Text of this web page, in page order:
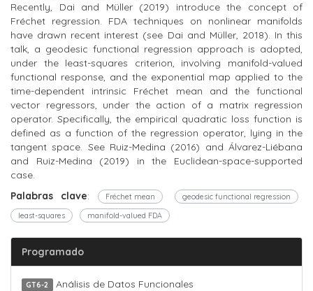
Recently, Dai and Müller (2019) introduce the concept of
Fréchet regression. FDA techniques on nonlinear manifolds
have drawn recent interest (see Dai and Müller, 2018). In this
talk, a geodesic functional regression approach is adopted,
under the least-squares criterion, involving manifold-valued
functional response, and the exponential map applied to the
time-dependent intrinsic Fréchet mean and the functional
vector regressors, under the action of a matrix regression
operator. Specifically, the empirical quadratic loss function is
defined as a function of the regression operator, lying in the
tangent space. See Ruiz-Medina (2016) and Álvarez-Liébana
and Ruiz-Medina (2019) in the Euclidean-space-supported
case.
Palabras clave: Fréchet mean
geodesic functional regression
least-squares
manifold-valued FDA
Programado
GT6-2 Análisis de Datos Funcionales